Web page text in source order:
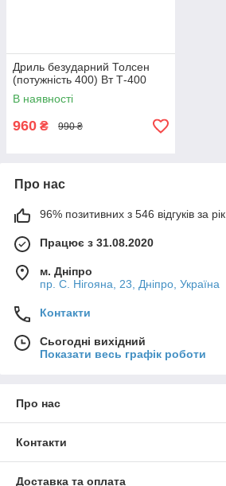
Дриль безударний Толсен
(потужність 400) Вт Т-400
В наявності
960 ₴ 990 ₴
Про нас
96% позитивних з 546 відгуків за рік
Працює з 31.08.2020
м. Дніпро
пр. С. Нігояна, 23, Дніпро, Україна
Контакти
Сьогодні вихідний
Показати весь графік роботи
Про нас
Контакти
Доставка та оплата